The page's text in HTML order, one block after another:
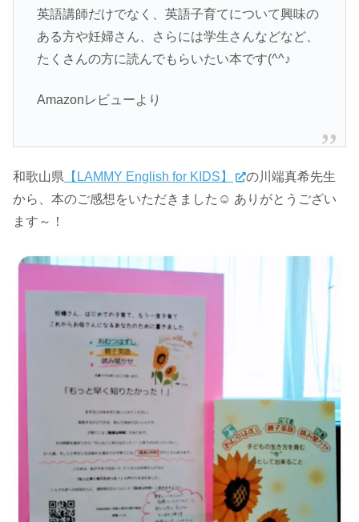
英語講師だけでなく、英語子育てについて興味の
ある方や妊婦さん、さらには学生さんなどなど、
たくさんの方に読んでもらいたい本です(^^♪
Amazonレビューより
和歌山県 【LAMMY English for KIDS】
の川端真希先生
から、本のご感想をいただきました☺ ありがとうござい
ます～！